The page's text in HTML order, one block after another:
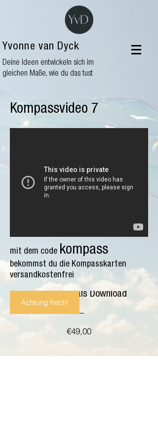
Yvonne van Dyck
Deine Ideen entwickeln sich im
gleichen Maße, wie du das tust
Kompassvideo 7
mit dem code kompass
bekommst du die Kompasskarten
versandkostenfrei
Achtung frech!
Kompasskarten inkl. CD
WirkSamen als Download
€49,00Preis